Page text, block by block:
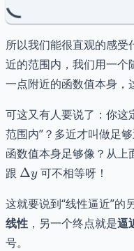
所以我们能很直观的感受
近的范围内，我们用一个
一点附近的函数值本身，
可这又有人要说了：你这
范围内”？多近才叫做足
函数值本身足够像？从上
跟 \Delta
Δy可不相等呀！
这就要说到“线性逼近”的
线性 ，另一个终点就是逼
号。